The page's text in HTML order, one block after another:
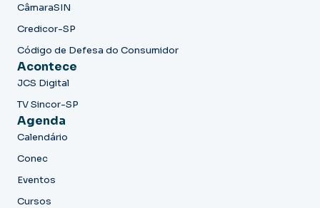
CâmaraSIN
Credicor-SP
Código de Defesa do Consumidor
Acontece
JCS Digital
TV Sincor-SP
Agenda
Calendário
Conec
Eventos
Cursos